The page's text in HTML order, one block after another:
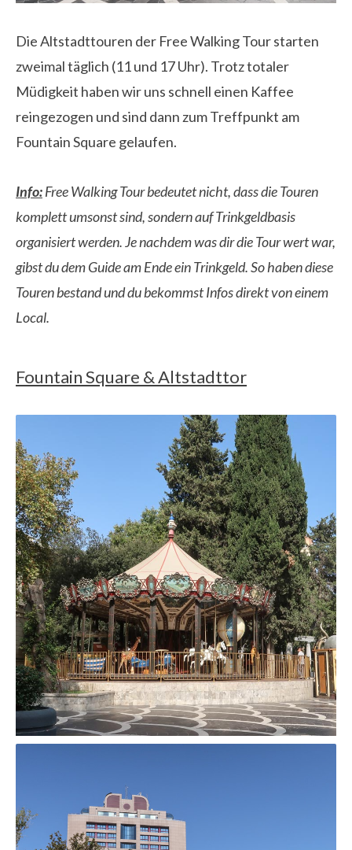
Die Altstadttouren der Free Walking Tour starten
zweimal täglich (11 und 17 Uhr). Trotz totaler
Müdigkeit haben wir uns schnell einen Kaffee
reingezogen und sind dann zum Treffpunkt am
Fountain Square gelaufen.
Info:Free Walking Tour bedeutet nicht, dass die Touren
komplett umsonst sind, sondern auf Trinkgeldbasis
organisiert werden. Je nachdem was dir die Tour wert war,
gibst du dem Guide am Ende ein Trinkgeld. So haben diese
Touren bestand und du bekommst Infos direkt von einem
Local.
Fountain Square & Altstadttor